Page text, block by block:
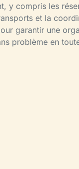
y compris les
et la
garantir une
problème en